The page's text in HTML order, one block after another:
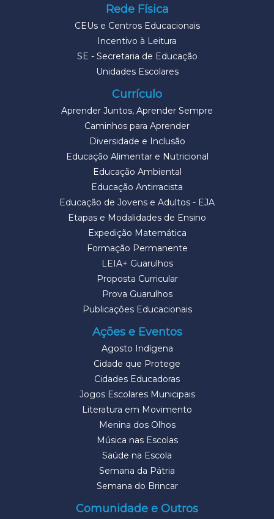
Rede Física
CEUs e Centros Educacionais
Incentivo à Leitura
SE - Secretaria de Educação
Unidades Escolares
Currículo
Aprender Juntos, Aprender Sempre
Caminhos para Aprender
Diversidade e Inclusão
Educação Alimentar e Nutricional
Educação Ambiental
Educação Antirracista
Educação de Jovens e Adultos - EJA
Etapas e Modalidades de Ensino
Expedição Matemática
Formação Permanente
LEIA+ Guarulhos
Proposta Curricular
Prova Guarulhos
Publicações Educacionais
Ações e Eventos
Agosto Indígena
Cidade que Protege
Cidades Educadoras
Jogos Escolares Municipais
Literatura em Movimento
Menina dos Olhos
Música nas Escolas
Saúde na Escola
Semana da Pátria
Semana do Brincar
Comunidade e Outros